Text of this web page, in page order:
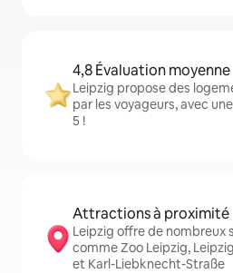
4,8 Évaluation moyenne
Leipzig propose des
par les voyageurs, avec
5 !
Attractions à proximité
Leipzig offre de nombreux
comme Zoo Leipzig,
et Karl-Liebknecht-Straße